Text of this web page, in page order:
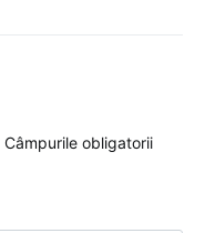
Câmpurile obligatorii